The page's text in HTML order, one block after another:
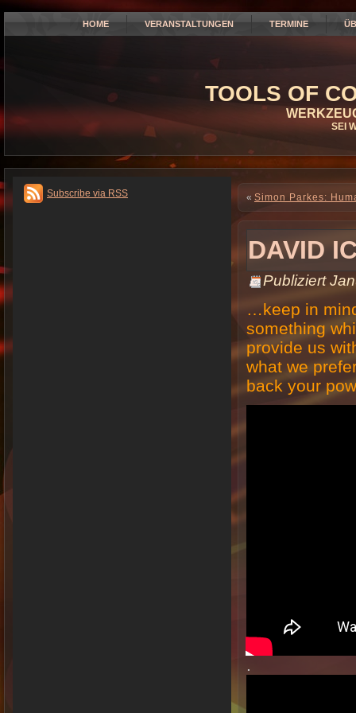
HOME VERANSTALTUNGEN TERMINE
TOOLS OF
SEI
Subscribe via RSS « Simon Parkes:
DAVID
Publiziert
…keep in
something
provide us
what we
back your
.